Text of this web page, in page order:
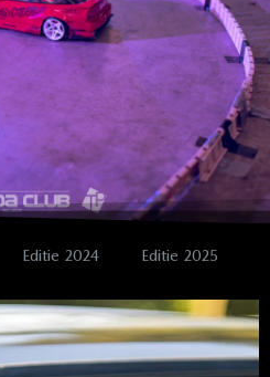
Editie 2024 Editie 2025